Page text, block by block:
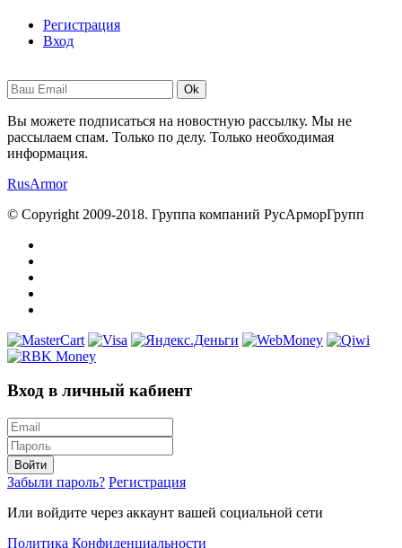
Регистрация
Вход
Ok
Вы можете подписаться на новостную рассылку. Мы не
рассылаем спам. Только по делу. Только необходимая
информация.
RusArmor
© Copyright 2009-2018. Группа компаний РусАрморГрупп
Вход в личный кабиент
Войти
Забыли пароль? Регистрация
Или войдите через аккаунт вашей социальной сети
Политика Конфиденциальности